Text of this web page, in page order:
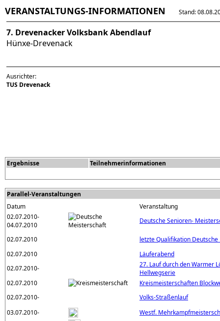
VERANSTALTUNGS-INFORMATIONEN Stand:
7. Drevenacker Volksbank Abendlauf
Hünxe-Drevenack
Ausrichter:
TUS Drevenack
Ergebnisse Teilnehmerinformationen
Parallel-Veranstaltungen
Datum
Veranstaltung
02.07.2010-
04.07.2010
Deutsche Senioren-
02.07.2010
letzte Qualifikation
02.07.2010
Läuferabend
02.07.2010-
27. Lauf durch den Warmer
Hellwegserie
02.07.2010
Kreismeisterschaften
02.07.2010-
Volks-Straßenlauf
03.07.2010-
Westf.